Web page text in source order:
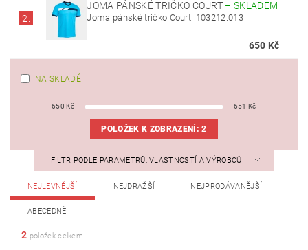
2.
JOMA PÁNSKÉ TRIČKO COURT –SKLADEM
Joma pánské tričko Court. 103212.013
650 Kč
NA SKLADĚ
650 Kč 651 Kč
POLOŽEK K ZOBRAZENÍ:2
FILTR PODLE PARAMETRŮ, VLASTNOSTÍ A VÝROBCŮ
NEJLEVNĚJŠÍ NEJDRAŽŠÍ NEJPRODÁVANĚJŠÍ
ABECEDNĚ
2 položek celkem